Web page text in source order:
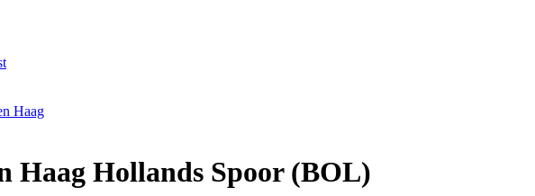
Haag
Haag Hollands Spoor (BOL)